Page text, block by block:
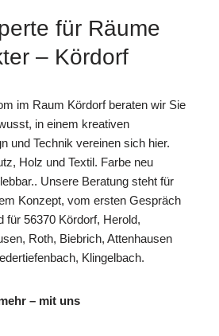
für Räume
– Kördorf
im Raum Kördorf beraten wir Sie
in einem kreativen
und Technik vereinen sich hier.
Holz und Textil. Farbe neu
Unsere Beratung steht für
Konzept, vom ersten Gespräch
für 56370 Kördorf, Herold,
Roth, Biebrich, Attenhausen
Klingelbach.
– mit uns